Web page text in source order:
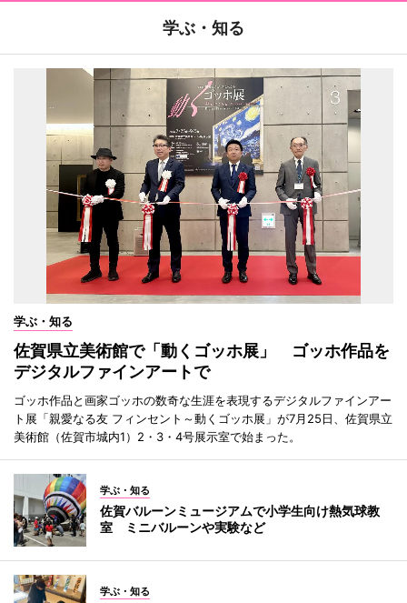
学ぶ・知る
学ぶ・知る
佐賀県立美術館で「動くゴッホ展」 ゴッホ作品を
デジタルファインアートで
ゴッホ作品と画家ゴッホの数奇な生涯を表現するデジタルファインアー
ト展「親愛なる友 フィンセント～動くゴッホ展」が7月25日、佐賀県立
美術館（佐賀市城内1）2・3・4号展示室で始まった。
学ぶ・知る
佐賀バルーンミュージアムで小学生向け熱気球教
室 ミニバルーンや実験など
学ぶ・知る